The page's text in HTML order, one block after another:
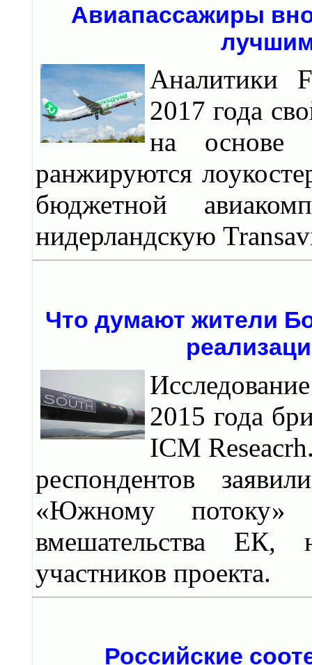
Авиапассажиры
Аналитики
2017 года
на основе
ранжируются
бюджетной
нидерландскую
Что думают жители
2015 года
ICM
респондентов
«Южному потоку»
вмешательства ЕК,
участников проекта.
Российские